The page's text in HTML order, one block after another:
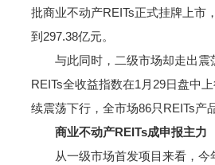
批商业不动产REITs正式挂牌上市
到297.38亿元。
与此同时，二级市场却走出震
REITs全收益指数在1月29日盘中
续震荡下行，全市场86只REITs产
商业不动产REITs成申报主力
从一级市场首发项目来看，今